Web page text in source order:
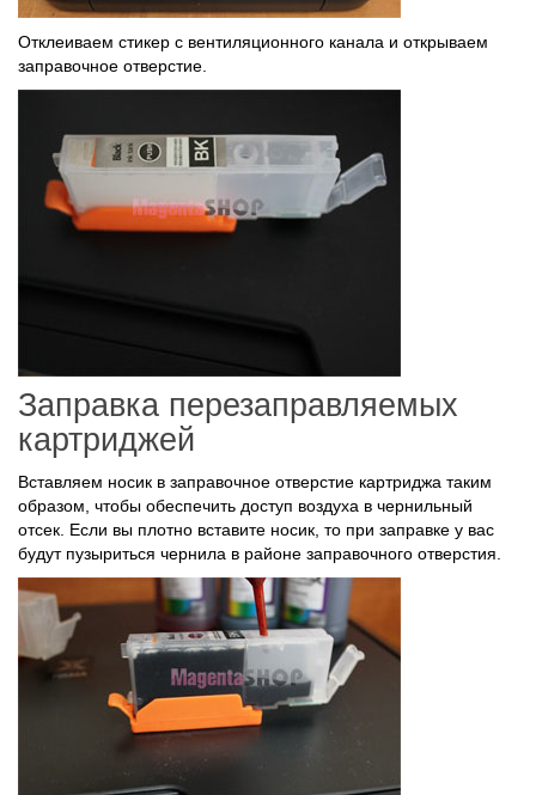
Отклеиваем стикер с вентиляционного канала и открываем
заправочное отверстие.
Заправка перезаправляемых
картриджей
Вставляем носик в заправочное отверстие картриджа таким
образом, чтобы обеспечить доступ воздуха в чернильный
отсек. Если вы плотно вставите носик, то при заправке у вас
будут пузыриться чернила в районе заправочного отверстия.